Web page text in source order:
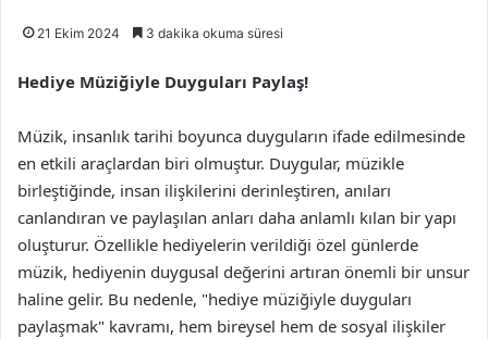
21 Ekim 2024 3 dakika okuma süresi
Hediye Müziğiyle Duyguları Paylaş!
Müzik, insanlık tarihi boyunca duyguların ifade edilmesinde
en etkili araçlardan biri olmuştur. Duygular, müzikle
birleştiğinde, insan ilişkilerini derinleştiren, anıları
canlandıran ve paylaşılan anları daha anlamlı kılan bir yapı
oluşturur. Özellikle hediyelerin verildiği özel günlerde
müzik, hediyenin duygusal değerini artıran önemli bir unsur
haline gelir. Bu nedenle, "hediye müziğiyle duyguları
paylaşmak" kavramı, hem bireysel hem de sosyal ilişkiler